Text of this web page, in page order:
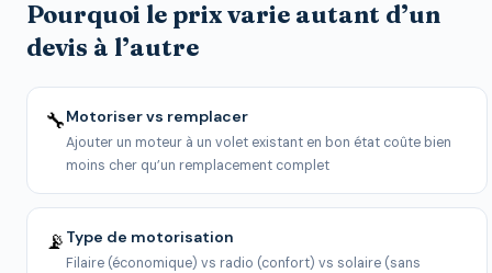
Pourquoi le prix varie autant d’un
devis à l’autre
🔧Motoriser vs remplacer
Ajouter un moteur à un volet existant en bon état coûte bien
moins cher qu’un remplacement complet
📡 Type de motorisation
Filaire (économique) vs radio (confort) vs solaire (sans